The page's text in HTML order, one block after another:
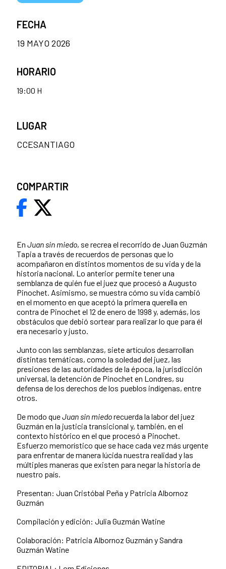
En Juan sin miedo, se recrea el recorrido de Juan Guzmán
Tapia a través de recuerdos de personas que lo
acompañaron en distintos momentos de su vida y de la
historia nacional. Lo anterior permite tener una
semblanza de quién fue el juez que procesó a Augusto
Pinochet. Asimismo, se muestra cómo su vida cambió
en el momento en que aceptó la primera querella en
contra de Pinochet el 12 de enero de 1998 y, además, los
obstáculos que debió sortear para realizar lo que para él
era necesario y justo.
Junto con las semblanzas, siete artículos desarrollan
distintas temáticas, como la soledad del juez, las
presiones de las autoridades de la época, la jurisdicción
universal, la detención de Pinochet en Londres, su
defensa de los derechos de los pueblos indígenas, entre
otros.
De modo queJuan sin miedorecuerda la labor del juez
Guzmán en la justicia transicional y, también, en el
contexto histórico en el que procesó a Pinochet.
Esfuerzo memorístico que se hace cada vez más urgente
para enfrentar de manera lúcida nuestra realidad y las
múltiples maneras que existen para negar la historia de
nuestro país.
Presentan: Juan Cristóbal Peña y Patricia Albornoz
Guzmán
Compilación y edición: Julia Guzmán Watine
Colaboración: Patricia Albornoz Guzmán y Sandra
Guzmán Watine
FECHA
19 MAYO 2026
HORARIO
19:00 H
LUGAR
CCESANTIAGO
COMPARTIR